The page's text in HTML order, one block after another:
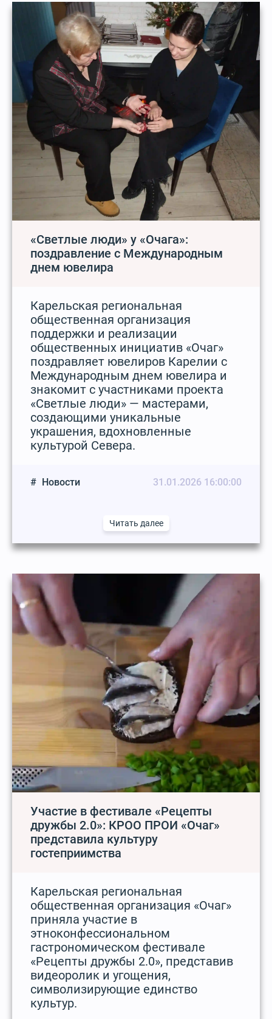
«Светлые люди» у «Очага»:
поздравление с Международным
днем ювелира
Карельская региональная
общественная организация
поддержки и реализации
общественных инициатив «Очаг»
поздравляет ювелиров Карелии с
Международным днем ювелира и
знакомит с участниками проекта
«Светлые люди» — мастерами,
создающими уникальные
украшения, вдохновленные
культурой Севера.
Новости 31.01.2026 16:00:00
Читать далее
Участие в фестивале «Рецепты
дружбы 2.0»: КРОО ПРОИ «Очаг»
представила культуру
гостеприимства
Карельская региональная
общественная организация «Очаг»
приняла участие в
этноконфессиональном
гастрономическом фестивале
«Рецепты дружбы 2.0», представив
видеоролик и угощения,
символизирующие единство
культур.